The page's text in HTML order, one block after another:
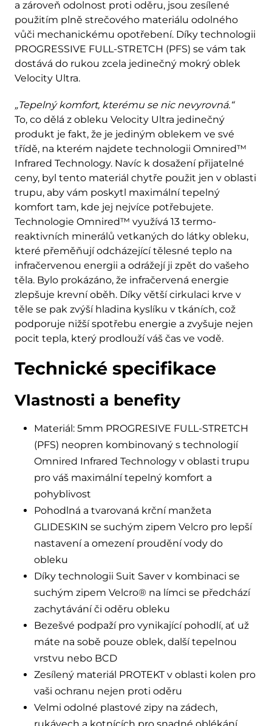
a zároveň odolnost proti oděru, jsou zesílené
použitím plně strečového materiálu odolného
vůči mechanickému opotřebení. Díky technologii
PROGRESSIVE FULL-STRETCH (PFS) se vám tak
dostává do rukou zcela jedinečný mokrý oblek
Velocity Ultra.
„Tepelný komfort, kterému se nic nevyrovná.“
To, co dělá z obleku Velocity Ultra jedinečný
produkt je fakt, že je jediným oblekem ve své
třídě, na kterém najdete technologii Omnired™
Infrared Technology. Navíc k dosažení přijatelné
ceny, byl tento materiál chytře použit jen v oblasti
trupu, aby vám poskytl maximální tepelný
komfort tam, kde jej nejvíce potřebujete.
Technologie Omnired™ využívá 13 termo-
reaktivních minerálů vetkaných do látky obleku,
které přeměňují odcházející tělesné teplo na
infračervenou energii a odrážejí ji zpět do vašeho
těla. Bylo prokázáno, že infračervená energie
zlepšuje krevní oběh. Díky větší cirkulaci krve v
těle se pak zvýší hladina kyslíku v tkáních, což
podporuje nižší spotřebu energie a zvyšuje nejen
pocit tepla, který prodlouží váš čas ve vodě.
Technické specifikace
Vlastnosti a benefity
Materiál: 5mm PROGRESIVE FULL-STRETCH
(PFS) neopren kombinovaný s technologií
Omnired Infrared Technology v oblasti trupu
pro váš maximální tepelný komfort a
pohyblivost
Pohodlná a tvarovaná krční manžeta
GLIDESKIN se suchým zipem Velcro pro lepší
nastavení a omezení proudění vody do
obleku
Díky technologii Suit Saver v kombinaci se
suchým zipem Velcro® na límci se předchází
zachytávání či oděru obleku
Bezešvé podpaží pro vynikající pohodlí, ať už
máte na sobě pouze oblek, další tepelnou
vrstvu nebo BCD
Zesílený materiál PROTEKT v oblasti kolen pro
vaši ochranu nejen proti oděru
Velmi odolné plastové zipy na zádech,
rukávech a kotnících pro snadné oblékání,